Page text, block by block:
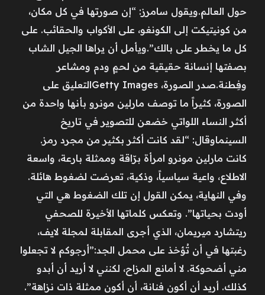
حول العالم.ويقول سامرز: “إن صورتها في كل مكان،
من كونيتيكت إلى الكونغو، على الأكواب والحقائب. على
كل ما يخطر على بالك”.ويأمل أن يراها الجيل الشاب
بصفتها إنسانة حقيقية من لحمٍ ودم ومشاعر
وفِطنة.صدر الصورة، Getty Imagesالتعليق على
الصورة، كثيراً ما توصف مارلين مونرو بأنها واحدة من
أكثر النساء اللواتي خضعن للتصوير في تاريخ
السينماوقال: “لقد كانت أكثر بكثير من مجرد رمز.
كانت مارلين مونرو امرأة برّاقة وممثلة بارعة، واسعة
الاطلاع، واعية سياسياً، وذكية، تعرضت لضغوط هائلة.
وفي النهاية، يمكن القول إن تلك الضغوط هي التي
أودت بحياتها”. وتعكس كلماتها الأخيرة للصحفي
ريتشارد ميريمان، الذي أجرى المقابلة لمجلة لايف،
رغبتها في أن تُؤخذ على محمل الجد:”أرجوكم لا تجعلوا
مني أضحوكة. لا أمانع المزاح، لكنني لا أريد أن أبدو
كذلك. أريد أن أكون فنانة، أن أكون ممثلة ذات نزاهة”.